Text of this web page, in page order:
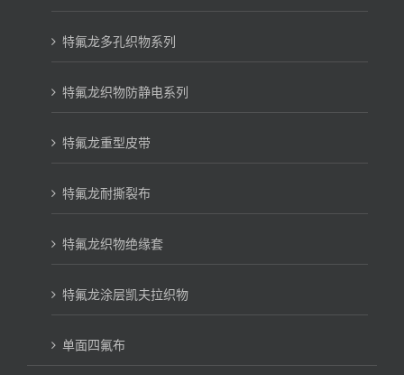
特氟龙多孔织物系列
特氟龙织物防静电系列
特氟龙重型皮带
特氟龙耐撕裂布
特氟龙织物绝缘套
特氟龙涂层凯夫拉织物
单面四氟布